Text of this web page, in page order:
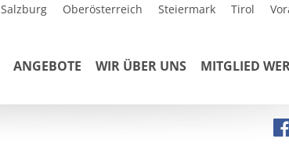
Salzburg Oberösterreich Steiermark Tirol
ANGEBOTE WIR ÜBER UNS MITGLIED